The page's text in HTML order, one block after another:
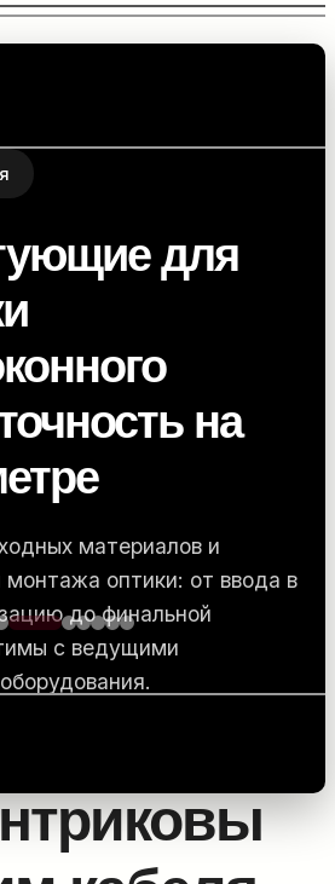
для
на
материалов и
оптики: от ввода в
до финальной
с ведущими
для работы с кабельными
станки и